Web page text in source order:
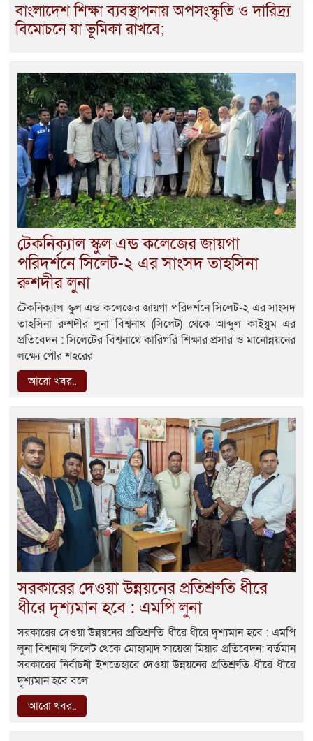
বাংলাদেশ শিক্ষা ব্যবস্থাপনায় অপসংস্কৃতি ও দারিদ্র্য
বিমোচনে যা ভূমিকা রাখবে;
টেকনিক্যাল স্কুল এন্ড কলেজের জায়গা
পরিদর্শনে সিলেট-২ এর সাংসদ তাহসিনা
রুশদীর লুনা
টেকনিক্যাল স্কুল এন্ড কলেজের জায়গা পরিদর্শনে সিলেট-২ এর সাংসদ
তাহসিনা রুশদীর লুনা বিশ্বনাথ (সিলেট) থেকে আব্দুল কাইয়ুম এর
প্রতিবেদন : সিলেটের বিশ্বনাথে কারিগরি শিক্ষার প্রসার ও মানোন্নয়নের
লক্ষ্যে পৌর শহরের
আরো খবর..
সরকারের দেওয়া উন্নয়নের প্রতিশ্রুতি ধীরে
ধীরে দৃশ্যমান হবে : এমপি লুনা
সরকারের দেওয়া উন্নয়নের প্রতিশ্রুতি ধীরে ধীরে দৃশ্যমান হবে : এমপি
লুনা বিশ্বনাথ সিলেট থেকে মোহাম্মদ সায়েস্তা মিয়ার প্রতিবেদন: বর্তমান
সরকারের নির্বাচনী ইশতেহারে দেওয়া উন্নয়নের প্রতিশ্রুতি ধীরে ধীরে
দৃশ্যমান হবে বলে
আরো খবর..